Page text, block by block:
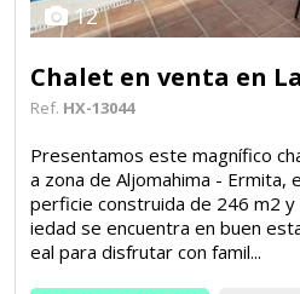
12
Chalet en venta en
Ref. HX-13044
Presentamos este magnífico
a zona de Aljomahima - Ermita,
perficie construida de 246 m2
iedad se encuentra en buen
eal para disfrutar con famil...